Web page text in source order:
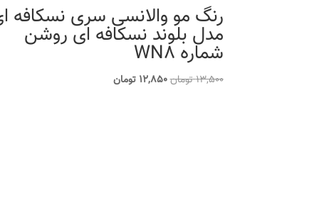
رنگ مو والانسی سری نسکافه
مدل بلوند نسکافه ای روشن
شماره WN8
13,500تومانقیمت
12,850 تومانقیمت